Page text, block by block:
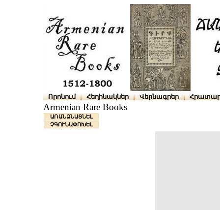
Որոնում Հեղինակներ Վերնագրեր
Armenian Rare Books
ԱՌԱՆՁՆԱՑՆԵԼ
ՉԳՈՒՆԱՓՈԽԵԼ